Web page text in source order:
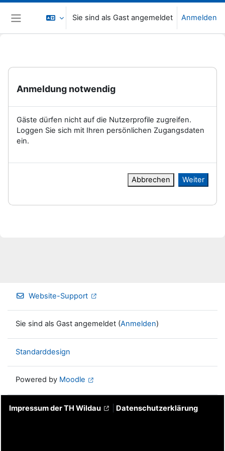
Zum Hauptinhalt
Website-Übersicht
Sie sind als Gast angemeldet Anmelden
Anmeldung notwendig
Gäste dürfen nicht auf die Nutzerprofile zugreifen.
Loggen Sie sich mit Ihren persönlichen Zugangsdaten
ein.
Abbrechen Weiter
Website-Support
Sie sind als Gast angemeldet (Anmelden)
Standarddesign
Powered by Moodle
Impressum der TH Wildau Datenschutzerklärung